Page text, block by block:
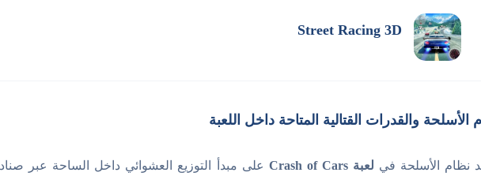
Street Racing 3D
الأسلحة والقدرات القتالية المتاحة داخل اللعبة
نظام الأسلحة في لعبة Crash of Cars على مبدأ التوزيع العشوائي داخل الساحة عبر